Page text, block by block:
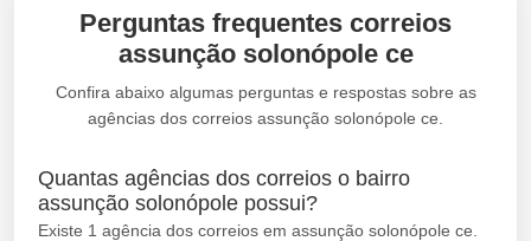
Perguntas frequentes correios
assunção solonópole ce
Confira abaixo algumas perguntas e respostas sobre as
agências dos correios assunção solonópole ce.
Quantas agências dos correios o bairro
assunção solonópole possui?
Existe 1 agência dos correios em assunção solonópole ce.